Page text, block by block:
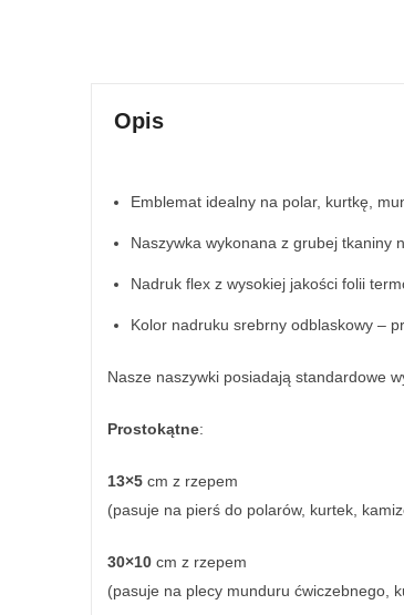
Opis
Emblemat idealny na polar, kurtkę,
Naszywka wykonana z grubej tkaniny
Nadruk flex z wysokiej jakości folii
Kolor nadruku srebrny odblaskowy –
Nasze naszywki posiadają standardowe
Prostokątne:
13×5 cm z rzepem
(pasuje na pierś do polarów, kurtek,
30×10 cm z rzepem
(pasuje na plecy munduru ćwiczebnego,